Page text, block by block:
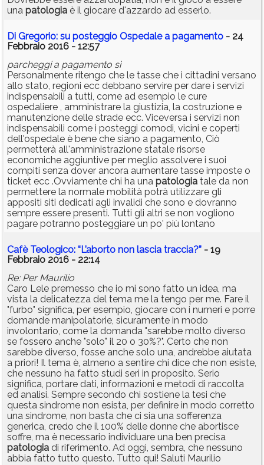
una patologia è il giocare d'azzardo ad esserlo.
Di Gregorio: su posteggio Ospedale a pagamento - 24
Febbraio 2016 - 12:57
parcheggi a pagamento si
Personalmente ritengo che le tasse che i cittadini versano
allo stato, regioni ecc debbano servire per dare i servizi
indispensabili a tutti, come ad esempio le cure
ospedaliere , amministrare la giustizia, la costruzione e
manutenzione delle strade ecc. Viceversa i servizi non
indispensabili come i posteggi comodi, vicini e coperti
dell'ospedale è bene che siano a pagamento, Ciò
permetterà all'amministrazione statale risorse
economiche aggiuntive per meglio assolvere i suoi
compiti senza dover ancora aumentare tasse imposte o
ticket ecc .Ovviamente chi ha una patologia tale da non
permettere la normale mobilità potrà utilizzare gli
appositi siti dedicati agli invalidi che sono e dovranno
sempre essere presenti. Tutti gli altri se non vogliono
pagare potranno posteggiare un po' più lontano
Cafè Teologico: “L’aborto non lascia traccia?” - 19
Febbraio 2016 - 22:14
Re: Per Maurilio
Caro Lele premesso che io mi sono fatto un idea, ma
vista la delicatezza del tema me la tengo per me. Fare il
"furbo" significa, per esempio, giocare con i numeri e porre
domande manipolatorie, sicuramente in modo
involontario, come la domanda "sarebbe molto diverso
se fossero anche "solo" il 20 o 30%?". Certo che non
sarebbe diverso, fosse anche solo una, andrebbe aiutata
a priori! Il tema è, almeno a sentire chi dice che non esiste,
che nessuno ha fatto studi seri in proposito. Serio
significa, portare dati, informazioni e metodi di raccolta
ed analisi. Sempre secondo chi sostiene la tesi che
questa sindrome non esista, per definire in modo corretto
una sindrome, non basta che ci sia una sofferenza
generica, credo che il 100% delle donne che abortisce
soffre, ma è necessario individuare una ben precisa
patologia di riferimento. Ad oggi, sembra, che nessuno
abbia fatto tutto questo. Tutto qui! Saluti Maurilio